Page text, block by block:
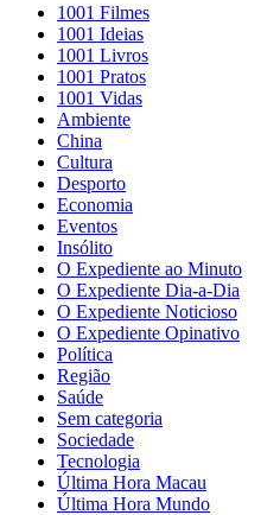
1001 Filmes
1001 Ideias
1001 Livros
1001 Pratos
1001 Vidas
Ambiente
China
Cultura
Desporto
Economia
Eventos
Insólito
O Expediente ao Minuto
O Expediente Dia-a-Dia
O Expediente Noticioso
O Expediente Opinativo
Política
Região
Saúde
Sem categoria
Sociedade
Tecnologia
Última Hora Macau
Última Hora Mundo